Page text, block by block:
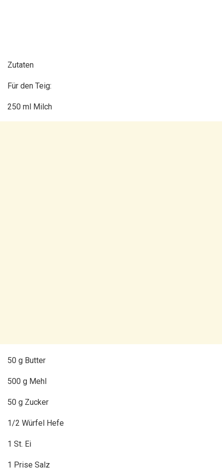
Zutaten
Für den Teig:
250 ml Milch
50 g Butter
500 g Mehl
50 g Zucker
1/2 Würfel Hefe
1 St. Ei
1 Prise Salz